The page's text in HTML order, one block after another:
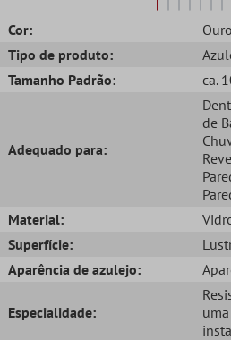
Cor: Ouro
Tipo de produto:
Tamanho Padrão:
ca.
Adequado para:
de
Material:
Superfície:
Aparência de azulejo:
Especialidade: